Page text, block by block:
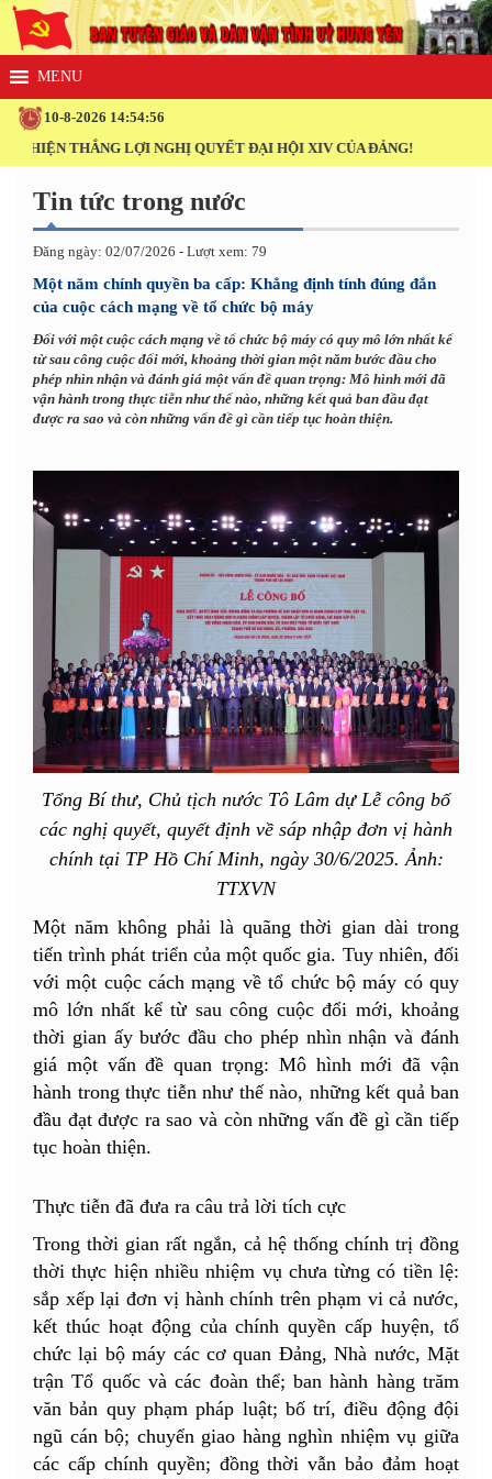
10-8-2026 14:54:58
NGHỊ QUYẾT ĐẠI HỘI XIV CỦA ĐẢNG!
Tin tức trong nước
Đăng ngày: 02/07/2026 - Lượt xem: 79
Một năm chính quyền ba cấp: Khẳng định tính đúng đắn
của cuộc cách mạng về tổ chức bộ máy
Đối với một cuộc cách mạng về tổ chức bộ máy có quy mô lớn nhất kể
từ sau công cuộc đổi mới, khoảng thời gian một năm bước đầu cho
phép nhìn nhận và đánh giá một vấn đề quan trọng: Mô hình mới đã
vận hành trong thực tiễn như thế nào, những kết quả ban đầu đạt
được ra sao và còn những vấn đề gì cần tiếp tục hoàn thiện.
Tổng Bí thư, Chủ tịch nước Tô Lâm dự Lễ công bố
các nghị quyết, quyết định về sáp nhập đơn vị hành
chính tại TP Hồ Chí Minh, ngày 30/6/2025. Ảnh:
TTXVN
Một năm không phải là quãng thời gian dài trong
tiến trình phát triển của một quốc gia. Tuy nhiên, đối
với một cuộc cách mạng về tổ chức bộ máy có quy
mô lớn nhất kể từ sau công cuộc đổi mới, khoảng
thời gian ấy bước đầu cho phép nhìn nhận và đánh
giá một vấn đề quan trọng: Mô hình mới đã vận
hành trong thực tiễn như thế nào, những kết quả ban
đầu đạt được ra sao và còn những vấn đề gì cần tiếp
tục hoàn thiện.
Thực tiễn đã đưa ra câu trả lời tích cực
Trong thời gian rất ngắn, cả hệ thống chính trị đồng
thời thực hiện nhiều nhiệm vụ chưa từng có tiền lệ:
sắp xếp lại đơn vị hành chính trên phạm vi cả nước,
kết thúc hoạt động của chính quyền cấp huyện, tổ
chức lại bộ máy các cơ quan Đảng, Nhà nước, Mặt
trận Tổ quốc và các đoàn thể; ban hành hàng trăm
văn bản quy phạm pháp luật; bố trí, điều động đội
ngũ cán bộ; chuyển giao hàng nghìn nhiệm vụ giữa
các cấp chính quyền; đồng thời vẫn bảo đảm hoạt